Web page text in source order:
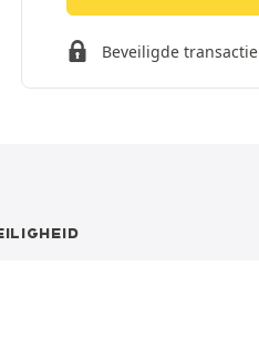
Beveiligde transactie